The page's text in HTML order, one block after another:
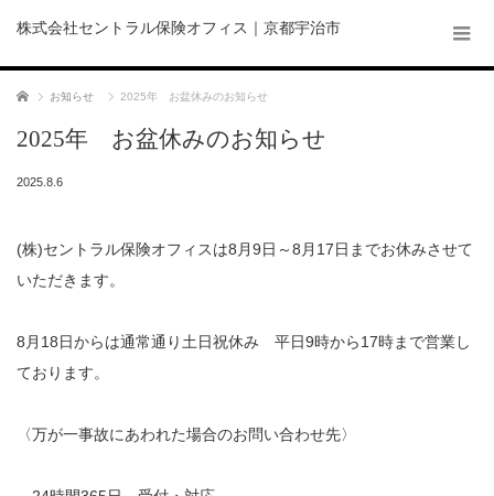
株式会社セントラル保険オフィス｜京都宇治市
ホーム お知らせ 2025年 お盆休みのお知らせ
2025年 お盆休みのお知らせ
2025.8.6
(株)セントラル保険オフィスは8月9日～8月17日までお休みさせて
いただきます。
8月18日からは通常通り土日祝休み 平日9時から17時まで営業し
ております。
〈万が一事故にあわれた場合のお問い合わせ先〉